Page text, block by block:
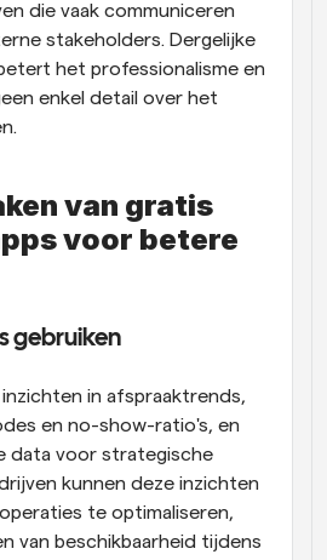
die vaak communiceren
stakeholders. Dergelijke
het professionalisme en
enkel detail over het
van gratis
voor betere
gebruiken
in afspraaktrends,
en no-show-ratio's, en
data voor strategische
kunnen deze inzichten
te optimaliseren,
van beschikbaarheid tijdens